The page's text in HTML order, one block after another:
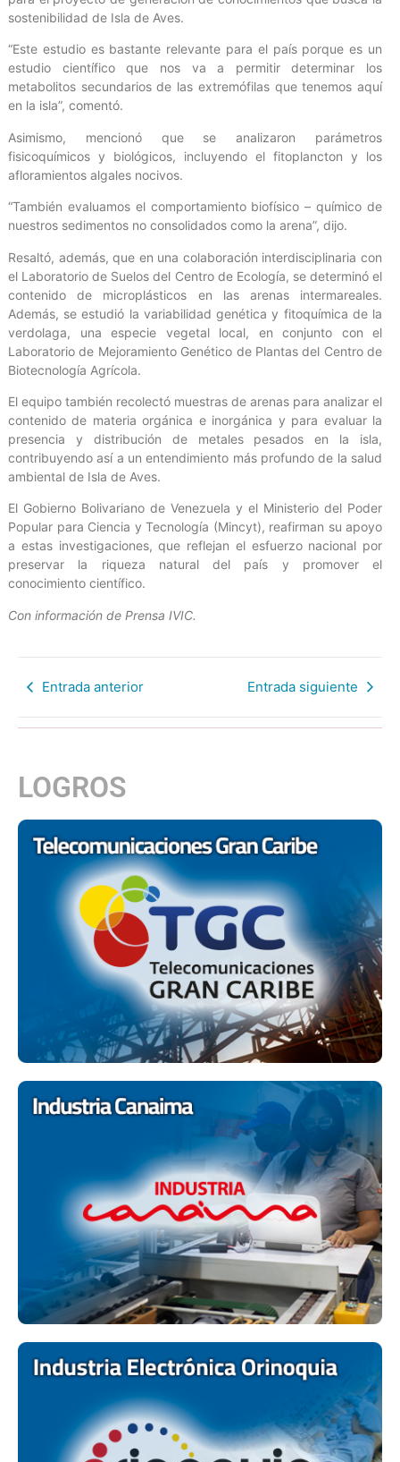
sostenibilidad de Isla de Aves.
“Este estudio es bastante relevante para el país porque es un
estudio científico que nos va a permitir determinar los
metabolitos secundarios de las extremófilas que tenemos aquí
en la isla”, comentó.
Asimismo, mencionó que se analizaron parámetros
fisicoquímicos y biológicos, incluyendo el fitoplancton y los
afloramientos algales nocivos.
“También evaluamos el comportamiento biofísico – químico de
nuestros sedimentos no consolidados como la arena”, dijo.
Resaltó, además, que en una colaboración interdisciplinaria con
el Laboratorio de Suelos del Centro de Ecología, se determinó el
contenido de microplásticos en las arenas intermareales.
Además, se estudió la variabilidad genética y fitoquímica de la
verdolaga, una especie vegetal local, en conjunto con el
Laboratorio de Mejoramiento Genético de Plantas del Centro de
Biotecnología Agrícola.
El equipo también recolectó muestras de arenas para analizar el
contenido de materia orgánica e inorgánica y para evaluar la
presencia y distribución de metales pesados en la isla,
contribuyendo así a un entendimiento más profundo de la salud
ambiental de Isla de Aves.
El Gobierno Bolivariano de Venezuela y el Ministerio del Poder
Popular para Ciencia y Tecnología (Mincyt), reafirman su apoyo
a estas investigaciones, que reflejan el esfuerzo nacional por
preservar la riqueza natural del país y promover el
conocimiento científico.
Con información de Prensa IVIC.
Entrada anterior Entrada siguiente
LOGROS